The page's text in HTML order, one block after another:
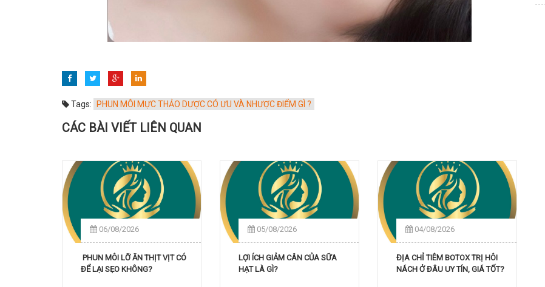
Tags: PHUN MÔI MỰC THẢO DƯỢC CÓ ƯU VÀ NHƯỢC ĐIỂM GÌ ?
CÁC BÀI VIẾT LIÊN QUAN
06/08/2026
PHUN MÔI LỠ ĂN THỊT VỊT CÓ
ĐỂ LẠI SẸO KHÔNG?
05/08/2026
LỢI ÍCH GIẢM CÂN CỦA SỮA
HẠT LÀ GÌ?
04/08/2026
ĐỊA CHỈ TIÊM BOTOX TRỊ HÔI
NÁCH Ở ĐÂU UY TÍN, GIÁ TỐT?